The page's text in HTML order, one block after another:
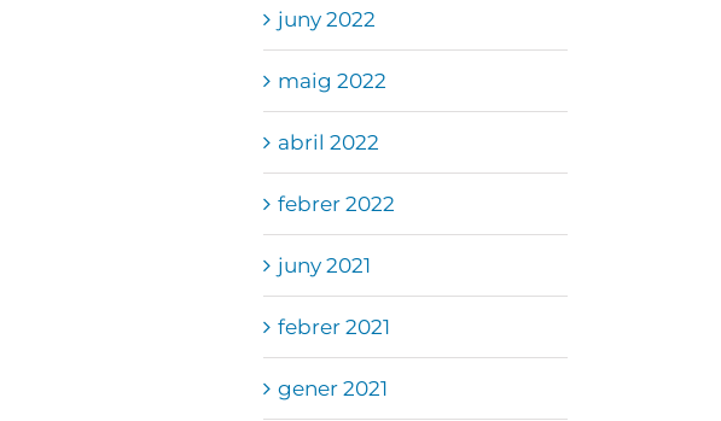
juny 2022
maig 2022
abril 2022
febrer 2022
juny 2021
febrer 2021
gener 2021